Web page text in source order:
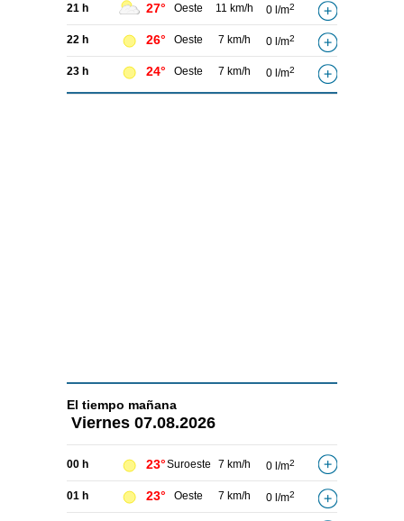
21 h 27° Oeste 11 km/h 0 l/m2
22 h 26° Oeste 7 km/h 0 l/m2
23 h 24° Oeste 7 km/h 0 l/m2
El tiempo mañana
Viernes 07.08.2026
00 h 23°Suroeste 7 km/h 0 l/m2
01 h 23° Oeste 7 km/h 0 l/m2